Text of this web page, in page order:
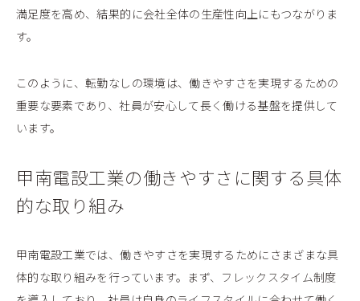
満足度を高め、結果的に会社全体の生産性向上にもつながりま
す。
このように、転勤なしの環境は、働きやすさを実現するための
重要な要素であり、社員が安心して長く働ける基盤を提供して
います。
甲南電設工業の働きやすさに関する具体
的な取り組み
甲南電設工業では、働きやすさを実現するためにさまざまな具
体的な取り組みを行っています。まず、フレックスタイム制度